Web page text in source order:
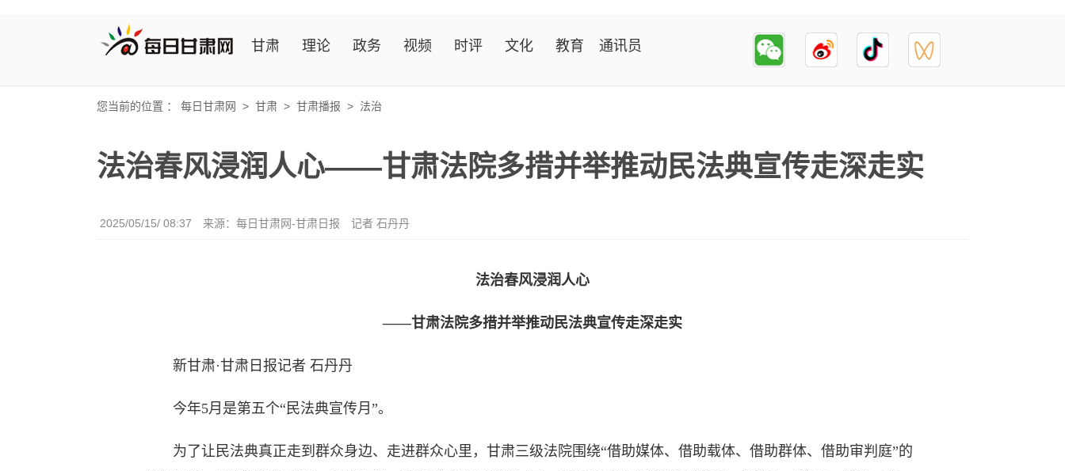
甘肃 理论 政务 视频 时评 文化 教育 通讯员
您当前的位置 ： 每日甘肃网 > 甘肃 > 甘肃播报 > 法治
法治春风浸润人心——甘肃法院多措并举推动民法典宣传走深走实
2025/05/15/ 08:37 来源：每日甘肃网-甘肃日报 记者 石丹丹
法治春风浸润人心
——甘肃法院多措并举推动民法典宣传走深走实
新甘肃·甘肃日报记者 石丹丹
今年5月是第五个“民法典宣传月”。
为了让民法典真正走到群众身边、走进群众心里，甘肃三级法院围绕“借助媒体、借助载体、借助群体、借助审判庭”的